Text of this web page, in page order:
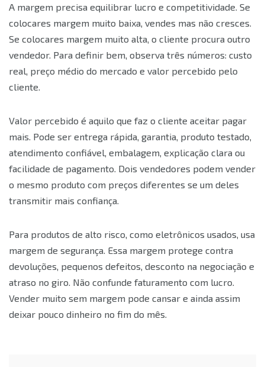
A margem precisa equilibrar lucro e competitividade. Se
colocares margem muito baixa, vendes mas não cresces.
Se colocares margem muito alta, o cliente procura outro
vendedor. Para definir bem, observa três números: custo
real, preço médio do mercado e valor percebido pelo
cliente.
Valor percebido é aquilo que faz o cliente aceitar pagar
mais. Pode ser entrega rápida, garantia, produto testado,
atendimento confiável, embalagem, explicação clara ou
facilidade de pagamento. Dois vendedores podem vender
o mesmo produto com preços diferentes se um deles
transmitir mais confiança.
Para produtos de alto risco, como eletrônicos usados, usa
margem de segurança. Essa margem protege contra
devoluções, pequenos defeitos, desconto na negociação e
atraso no giro. Não confunde faturamento com lucro.
Vender muito sem margem pode cansar e ainda assim
deixar pouco dinheiro no fim do mês.